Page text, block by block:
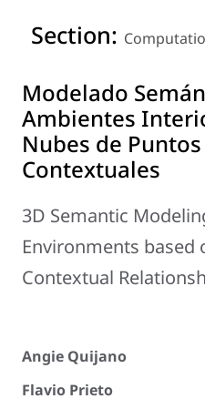
Section:
Modelado
Ambientes
Nubes de
Contextuales
3D Semantic
Environments based
Contextual
Angie Quijano
Flavio Prieto